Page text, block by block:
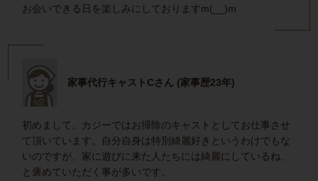
お会いできる日を楽しみにしておりますm(__)m
家事代行キャストCさん (家事歴23年)
初めまして。カジーではお掃除のキャストとしてお仕事させ
て頂いています。自分自身は特別綺麗好きというわけでもな
いのですが、家に遊びに来た人たちには綺麗にしているね、
と褒めていただく事が多いです。